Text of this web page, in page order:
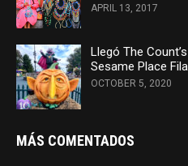
APRIL 13, 2017
Llegó The
Sesame Place
OCTOBER 5, 2020
MÁS COMENTADOS